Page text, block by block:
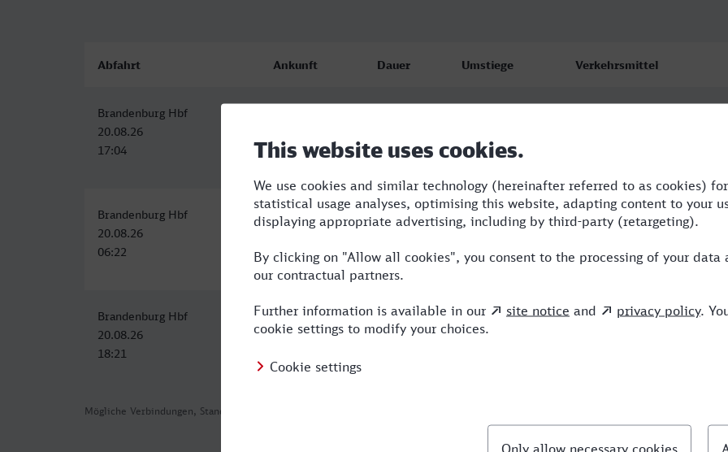
Mögliche Verbindungen, Stand: 2026-08-06 03:20
Abfahrt Ankunft Dauer Umstiege Verkehrsmittel
Brandenburg Hbf
20.08.26
17:04
21:46
Brandenburg Hbf
20.08.26
06:22
Rheine
20.08.26
12:18
5:56 RB,RE,OE,ICE
Brandenburg Hbf
20.08.26
18:21
Rheine
21.08.26
6:25 4 RB,ERB,OE,ICE,NX